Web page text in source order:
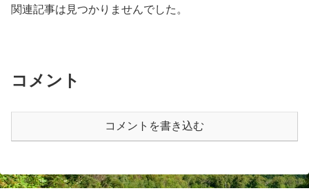
関連記事は見つかりませんでした。
コメント
コメントを書き込む